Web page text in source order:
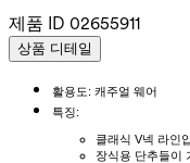
제품 ID 02655911
상품 디테일
활용도: 캐주얼 웨어
특징:
클래식 V넥 라인
장식용 단추들이